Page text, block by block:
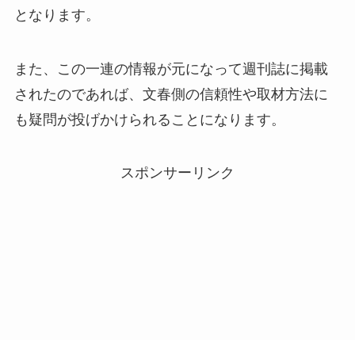
となります。
また、この一連の情報が元になって週刊誌に掲載
されたのであれば、文春側の信頼性や取材方法に
も疑問が投げかけられることになります。
スポンサーリンク